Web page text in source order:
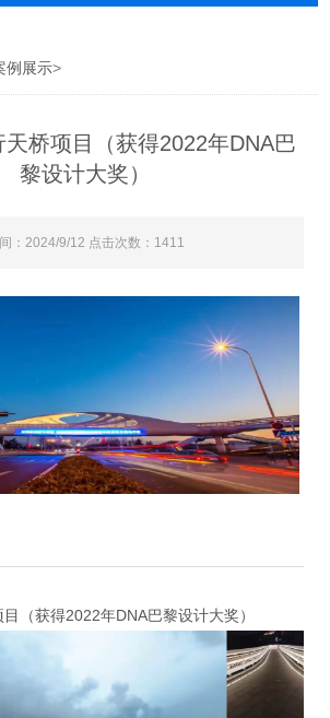
例展示>
桥项目（获得2022年DNA巴
黎设计大奖）
：2024/9/12 点击次数：1411
（获得2022年DNA巴黎设计大奖）